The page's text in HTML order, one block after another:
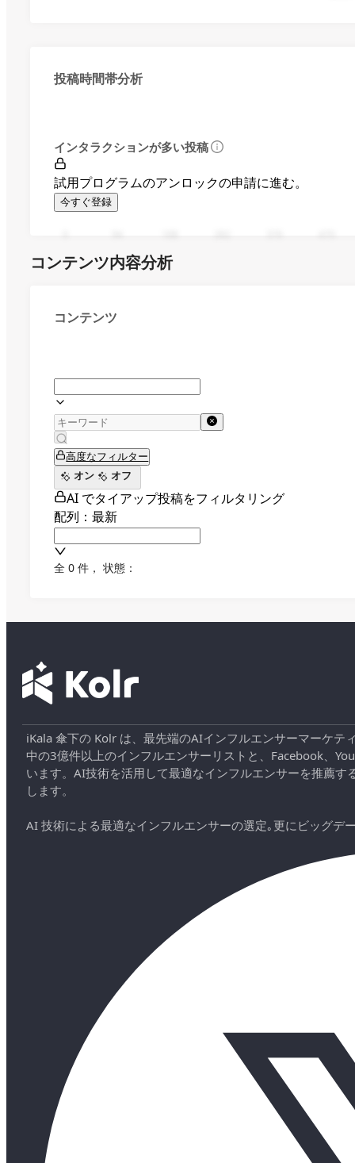
投稿時間帯分析
インタラクションが多い投稿
試用プログラムのアンロックの申請に進む。
今すぐ登録
コンテンツ内容分析
コンテンツ
高度なフィルター
オン
オフ
AI でタイアップ投稿をフィルタリング
配列：最新
全 0 件 ， 状態：
iKala 傘下の Kolr は、最先端のAIインフルエンサーマーケ
中の3億件以上のインフルエンサーリストと、Facebook、
います。AI技術を活用して最適なインフルエンサーを推薦
します。
AI 技術による最適なインフルエンサーの選定｡更にビッグデ